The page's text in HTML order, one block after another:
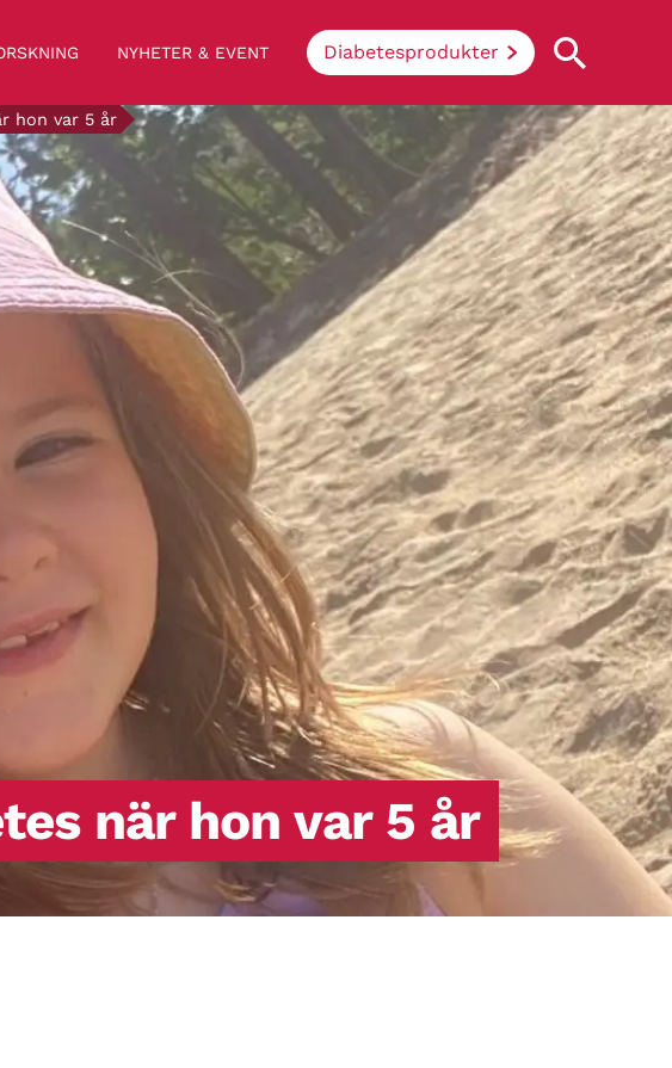
NYHETER & EVENT Diabetesprodukter
Vad innebär diabetes?
Enkelt uttryckt hindrar sjukdomen
kroppen ifrån att konvertera socker och
stärkelse från mat till energi. Vid
diabetes klarar inte kroppen av att
producera insulin eller det insulin som
produceras fungerar inte (så kallad
insulinresistens).
hon var 5 år
när hon var 5 år